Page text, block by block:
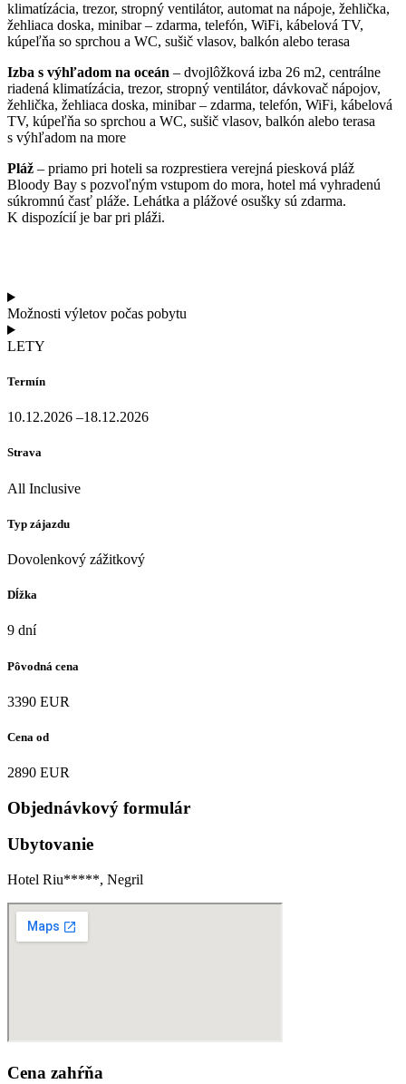
klimatízácia, trezor, stropný ventilátor, automat na nápoje, žehlička,
žehliaca doska, minibar – zdarma, telefón, WiFi, kábelová TV,
kúpeľňa so sprchou a WC, sušič vlasov, balkón alebo terasa
Izba s výhľadom na oceán – dvojlôžková izba 26 m2, centrálne
riadená klimatízácia, trezor, stropný ventilátor, dávkovač nápojov,
žehlička, žehliaca doska, minibar – zdarma, telefón, WiFi, kábelová
TV, kúpeľňa so sprchou a WC, sušič vlasov, balkón alebo terasa
s výhľadom na more
Pláž – priamo pri hoteli sa rozprestiera verejná piesková pláž
Bloody Bay s pozvoľným vstupom do mora, hotel má vyhradenú
súkromnú časť pláže. Lehátka a plážové osušky sú zdarma.
K dispozícií je bar pri pláži.
Možnosti výletov počas pobytu
LETY
Termín
10.12.2026 –18.12.2026
Strava
All Inclusive
Typ zájazdu
Dovolenkový zážitkový
Dĺžka
9 dní
Pôvodná cena
3390 EUR
Cena od
2890 EUR
Objednávkový formulár
Ubytovanie
Hotel Riu*****, Negril
Cena zahŕňa